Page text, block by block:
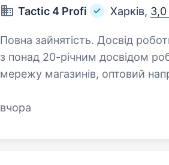
Tactic 4 Profi Харків, 3,0
Повна зайнятість. Досвід роботи від 5 років. 4PROFI
з понад 20-річним досвідом
мережу магазинів, оптовий
вчора